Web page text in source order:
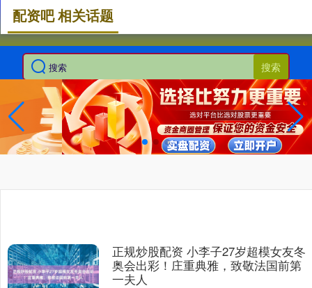
搜索
配资吧 相关话题
正规炒股配资 小李子27岁超模女友冬
奥会出彩！庄重典雅，致敬法国前第
一夫人